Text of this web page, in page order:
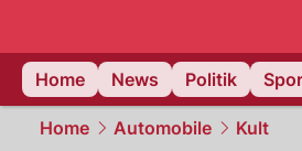
Home
News Politik
Home Automobile Kult